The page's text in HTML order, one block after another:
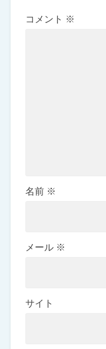
コメント ※
名前 ※
メール ※
サイト